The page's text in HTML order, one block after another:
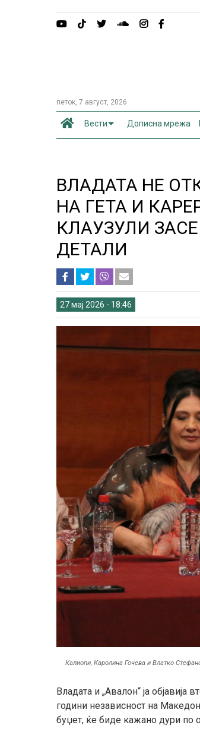
петок, 7 август, 2026
Вести Дописна мрежа
ВЛАДАТА НЕ
НА ГЕТА И
КЛАУЗУЛИ
ДЕТАЛИ
27 мај 2026 - 18:46
Калиопи, Каролина Гочева и Влатко
Владата и „Авалон“ ја
години независност на
буџет, ќе биде кажано дури по